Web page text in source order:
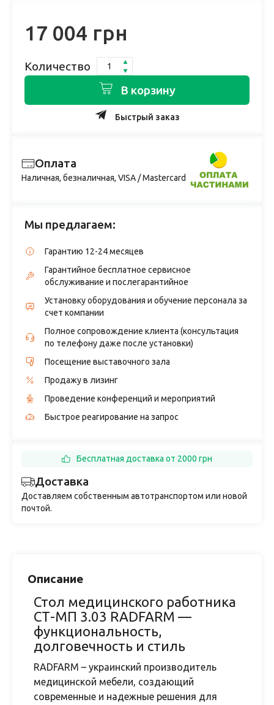
17 004 грн
Количество
В корзину
Быстрый заказ
Оплата
Наличная, безналичная, VISA / Mastercard
Мы предлагаем:
Гарантию 12-24 месяцев
Гарантийное бесплатное сервисное
обслуживание и послегарантийное
Установку оборудования и обучение персонала за
счет компании
Полное сопровождение клиента (консультация
по телефону даже после установки)
Посещение выставочного зала
Продажу в лизинг
Проведение конференций и мероприятий
Быстрое реагирование на запрос
Доставка
Доставляем собственным автотранспортом или новой
почтой.
Бесплатная доставка от 2000 грн
Описание
Стол медицинского работника
СТ-МП 3.03 RADFARM —
функциональность,
долговечность и стиль
RADFARM – украинский производитель
медицинской мебели, создающий
современные и надежные решения для